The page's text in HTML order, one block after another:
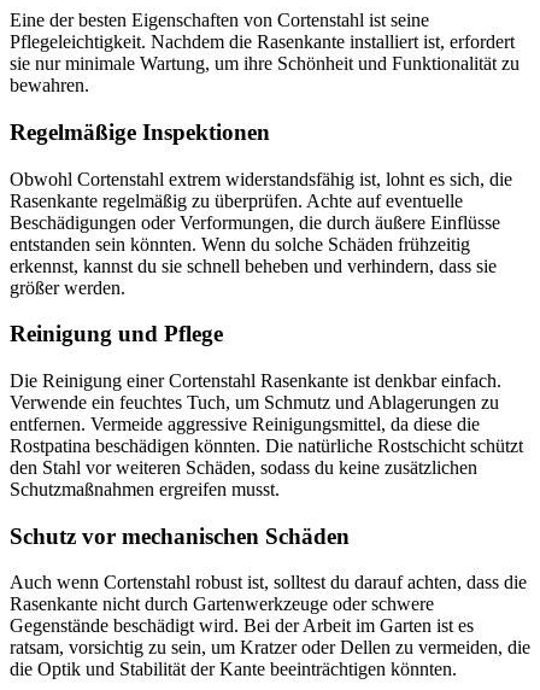
Eine der besten Eigenschaften von Cortenstahl ist seine
Pflegeleichtigkeit. Nachdem die Rasenkante installiert ist, erfordert
sie nur minimale Wartung, um ihre Schönheit und Funktionalität zu
bewahren.
Regelmäßige Inspektionen
Obwohl Cortenstahl extrem widerstandsfähig ist, lohnt es sich, die
Rasenkante regelmäßig zu überprüfen. Achte auf eventuelle
Beschädigungen oder Verformungen, die durch äußere Einflüsse
entstanden sein könnten. Wenn du solche Schäden frühzeitig
erkennst, kannst du sie schnell beheben und verhindern, dass sie
größer werden.
Reinigung und Pflege
Die Reinigung einer Cortenstahl Rasenkante ist denkbar einfach.
Verwende ein feuchtes Tuch, um Schmutz und Ablagerungen zu
entfernen. Vermeide aggressive Reinigungsmittel, da diese die
Rostpatina beschädigen könnten. Die natürliche Rostschicht schützt
den Stahl vor weiteren Schäden, sodass du keine zusätzlichen
Schutzmaßnahmen ergreifen musst.
Schutz vor mechanischen Schäden
Auch wenn Cortenstahl robust ist, solltest du darauf achten, dass die
Rasenkante nicht durch Gartenwerkzeuge oder schwere
Gegenstände beschädigt wird. Bei der Arbeit im Garten ist es
ratsam, vorsichtig zu sein, um Kratzer oder Dellen zu vermeiden, die
die Optik und Stabilität der Kante beeinträchtigen könnten.